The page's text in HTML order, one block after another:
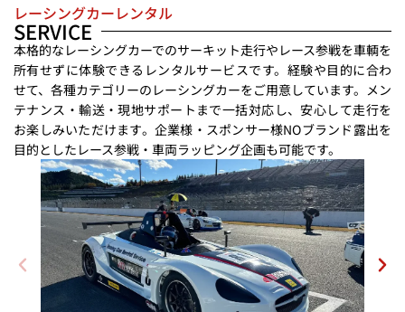
レーシングカーレンタル
SERVICE
本格的なレーシングカーでのサーキット走行やレース参戦を車輌を
所有せずに体験できるレンタルサービスです。経験や目的に合わ
せて、各種カテゴリーのレーシングカーをご用意しています。メン
テナンス・輸送・現地サポートまで一括対応し、安心して走行を
お楽しみいただけます。企業様・スポンサー様NOブランド露出を
目的としたレース参戦・車両ラッピング企画も可能です。